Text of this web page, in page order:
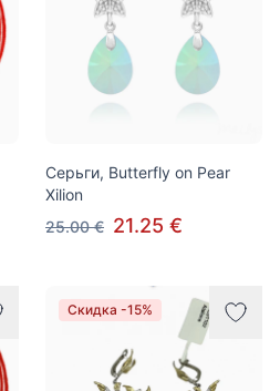
Серьги, Butterfly on Pear
Xilion
25.00 € 21.25 €
Скидка -15%